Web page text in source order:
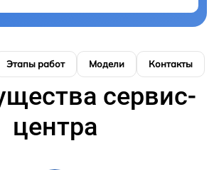
Этапы работ Модели Контакты
сервис-
центра